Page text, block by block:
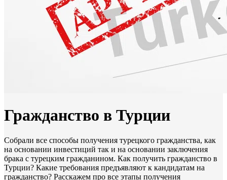
Гражданство в Турции
Собрали все способы получения турецкого гражданства, как
на основании инвестиций так и на основании заключения
брака с турецким гражданином. Как получить гражданство в
Турции? Какие требования предъявляют к кандидатам на
гражданство? Расскажем про все этапы получения